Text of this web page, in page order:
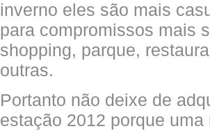
inverno eles são mais
para compromissos mais
shopping, parque,
outras.
Portanto não deixe de
estação 2012 porque